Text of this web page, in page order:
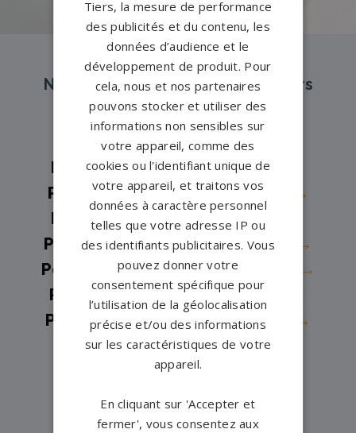
Nos pompes funèbres et marbriers
partenaires à proximité
Pompes funèbres -Bischheim→
Pompes funèbres -Bischwiller→
Pompes funèbres - Dettwiller→
Pompes funèbres - Drusenheim→
Pompes funèbres -Duttlenheim→
Pompes funèbres -Haguenau→
Pompes funèbres - KESKASTEL→
Pompes funèbres -Molsheim→
Pompes funèbres -
Pompes funèbres -
Oberdorf-
Spachbach→
Tiers, la mesure de performance
des publicités et du contenu, les
données d’audience et le
développement de produit. Pour
cela, nous et nos partenaires
pouvons stocker et utiliser des
informations non sensibles sur
votre appareil, comme des
cookies ou l'identifiant unique de
votre appareil, et traitons vos
données à caractère personnel
telles que votre adresse IP ou
des identifiants publicitaires. Vous
pouvez donner votre
consentement spécifique pour
l’utilisation de la géolocalisation
précise et/ou des informations
sur les caractéristiques de votre
appareil.
En cliquant sur 'Accepter et
fermer', vous consentez aux